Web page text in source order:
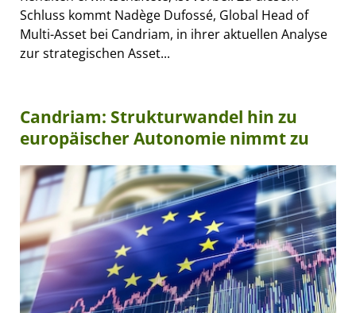
Schluss kommt Nadège Dufossé, Global Head of
Multi-Asset bei Candriam, in ihrer aktuellen Analyse
zur strategischen Asset...
Candriam: Strukturwandel hin zu
europäischer Autonomie nimmt zu